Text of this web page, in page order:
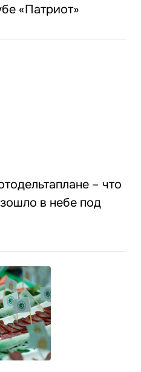
«Патриот»
– что
в небе под